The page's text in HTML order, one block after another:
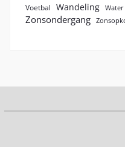
Voetbal
Wandeling Water
Zonsondergang